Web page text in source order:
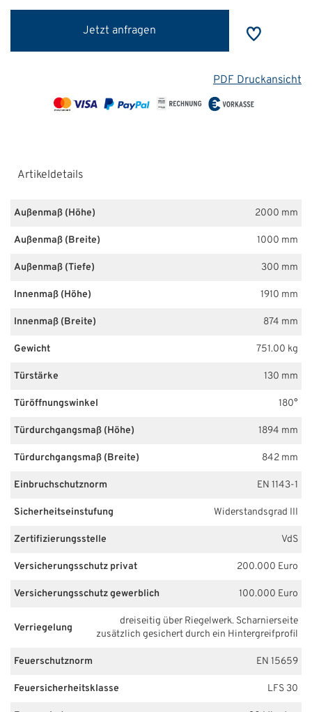
Jetzt anfragen
PDF Druckansicht
Artikeldetails
Außenmaß (Höhe) 2000 mm
Außenmaß (Breite) 1000 mm
Außenmaß (Tiefe) 300 mm
Innenmaß (Höhe) 1910 mm
Innenmaß (Breite) 874 mm
Gewicht 751.00 kg
Türstärke 130 mm
Türöffnungswinkel 180°
Türdurchgangsmaß (Höhe) 1894 mm
Türdurchgangsmaß (Breite) 842 mm
Einbruchschutznorm EN 1143-1
Sicherheitseinstufung Widerstandsgrad III
Zertifizierungsstelle VdS
Versicherungsschutz privat 200.000 Euro
Versicherungsschutz gewerblich 100.000 Euro
Verriegelung
dreiseitig über Riegelwerk. Scharnierseite
zusätzlich gesichert durch ein Hintergreifprofil
Feuerschutznorm EN 15659
Feuersicherheitsklasse LFS 30